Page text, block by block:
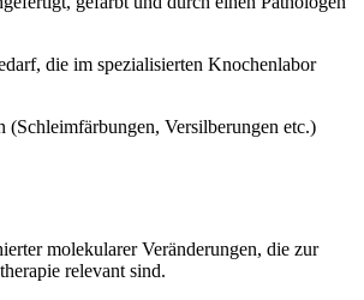
die im spezialisierten Knochenlabor
Versilberungen etc.)
molekularer Veränderungen, die zur
relevant sind.